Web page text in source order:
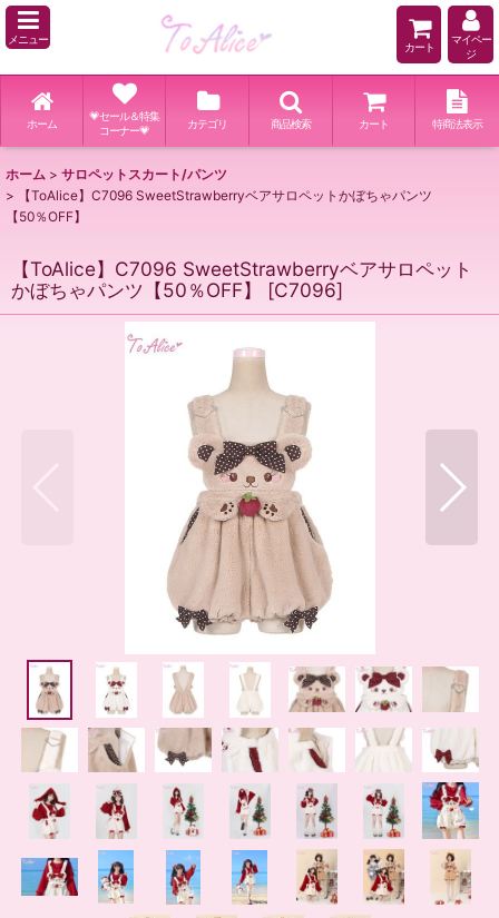
メニュー
カート
マイペー
ジ
ホーム
💗セール＆特集
コーナー💗
カテゴリ 商品検索 カート 特商法表示
ホーム > サロペットスカート/パンツ
>
【ToAlice】C7096 SweetStrawberryベアサロペットかぼちゃパンツ
【50％OFF】
【ToAlice】C7096 SweetStrawberryベアサロペット
かぼちゃパンツ【50％OFF】
[C7096]